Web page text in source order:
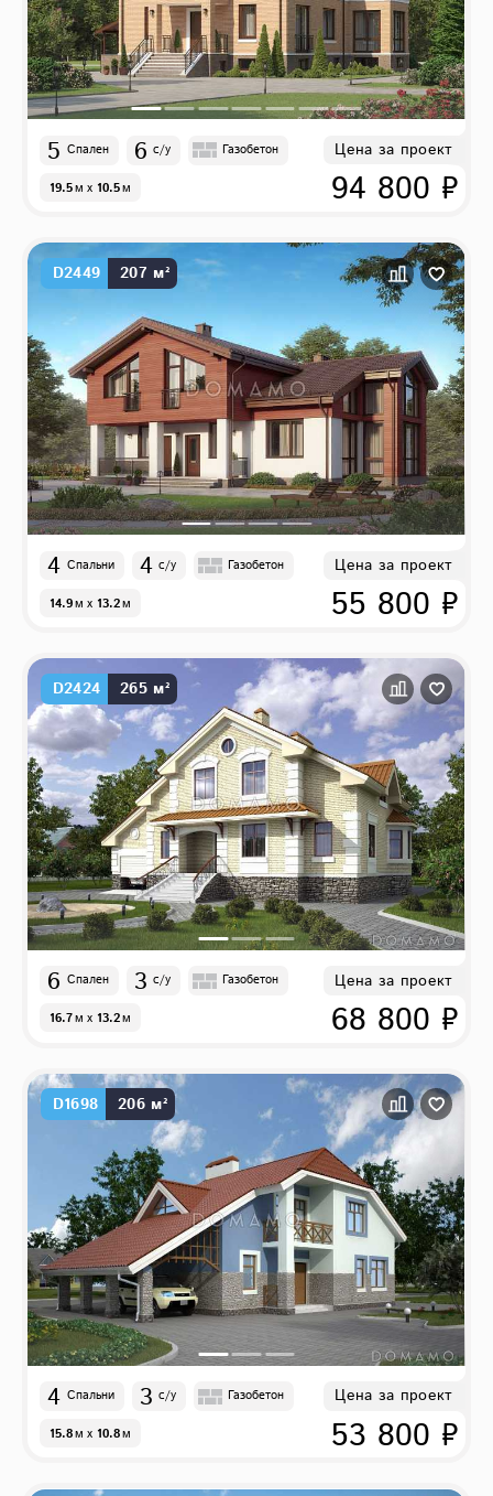
5 Спален 6 с/у Газобетон
19.5м x 10.5м
Цена за проект
94 800 ₽
D2449 207 м²
4 Спальни 4 с/у Газобетон
14.9м x 13.2м
Цена за проект
55 800 ₽
D2424 265 м²
6 Спален 3 с/у Газобетон
16.7м x 13.2м
Цена за проект
68 800 ₽
D1698 206 м²
4 Спальни 3 с/у Газобетон
15.8м x 10.8м
Цена за проект
53 800 ₽